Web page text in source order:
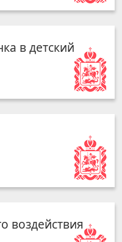
в детский
воздействия